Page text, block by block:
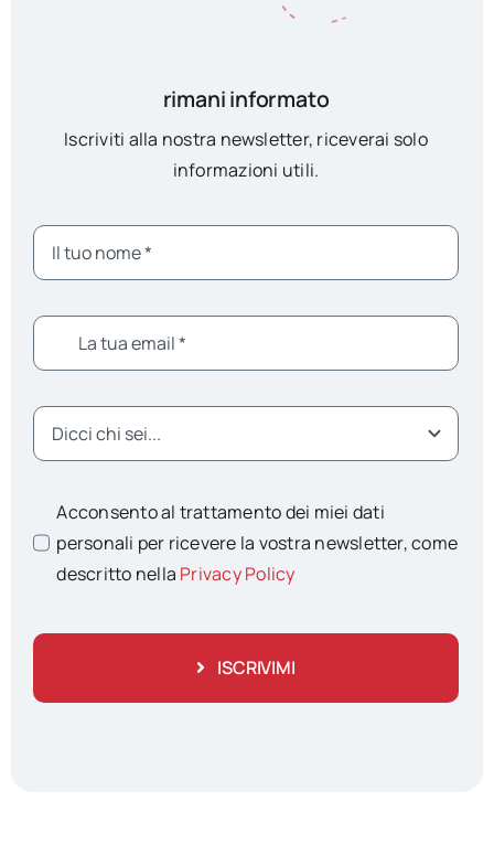
rimani informato
Iscriviti alla nostra newsletter, riceverai solo
informazioni utili.
Acconsento al trattamento dei miei dati
personali per ricevere la vostra newsletter, come
descritto nella Privacy Policy
ISCRIVIMI